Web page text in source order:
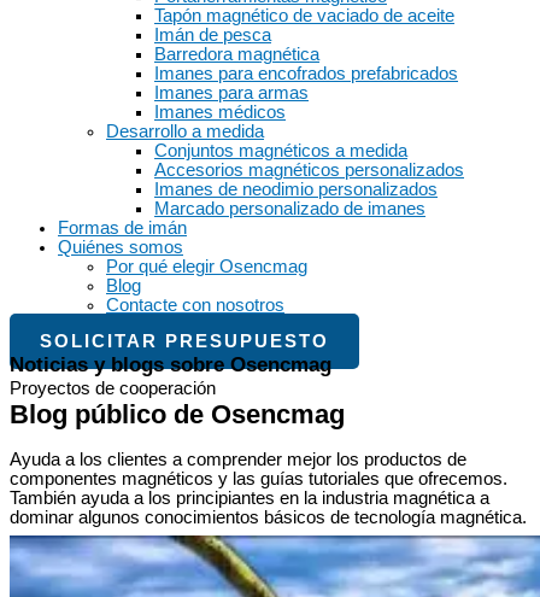
Tapón magnético de vaciado de aceite
Imán de pesca
Barredora magnética
Imanes para encofrados prefabricados
Imanes para armas
Imanes médicos
Desarrollo a medida
Conjuntos magnéticos a medida
Accesorios magnéticos personalizados
Imanes de neodimio personalizados
Marcado personalizado de imanes
Formas de imán
Quiénes somos
Por qué elegir Osencmag
Blog
Contacte con nosotros
SOLICITAR PRESUPUESTO
Noticias y blogs sobre Osencmag
Proyectos de cooperación
Blog público de Osencmag
Ayuda a los clientes a comprender mejor los productos de
componentes magnéticos y las guías tutoriales que ofrecemos.
También ayuda a los principiantes en la industria magnética a
dominar algunos conocimientos básicos de tecnología magnética.